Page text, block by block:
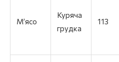
М’ясо
Куряча
грудка
113